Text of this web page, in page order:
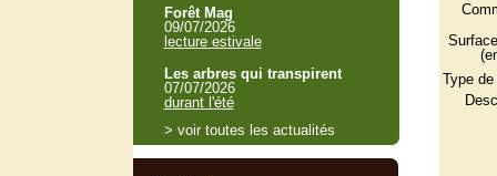
Type
Forêt Mag
09/07/2026
lecture estivale
Les arbres qui transpirent
07/07/2026
durant l'été
> voir toutes les actualités